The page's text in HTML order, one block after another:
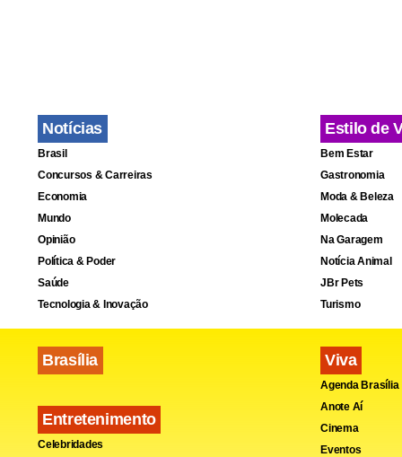
Notícias
Brasil
Concursos & Carreiras
Economia
Mundo
Opinião
Política & Poder
Saúde
Tecnologia & Inovação
Brasília
Entretenimento
Celebridades
Estilo de
Bem Estar
Gastronomia
Moda & Beleza
Molecada
Na Garagem
Notícia Animal
JBr Pets
Turismo
Viva
Agenda Brasília
Anote Aí
Cinema
Eventos